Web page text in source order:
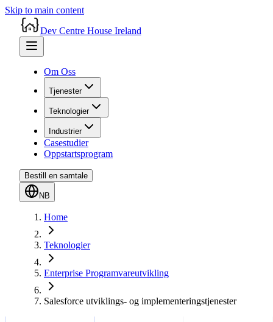
Skip to main content
Dev Centre House Ireland
Om Oss
Tjenester
Teknologier
Industrier
Casestudier
Oppstartsprogram
Bestill en samtale
NB
Home
Teknologier
Enterprise Programvareutvikling
Salesforce utviklings- og implementeringstjenester